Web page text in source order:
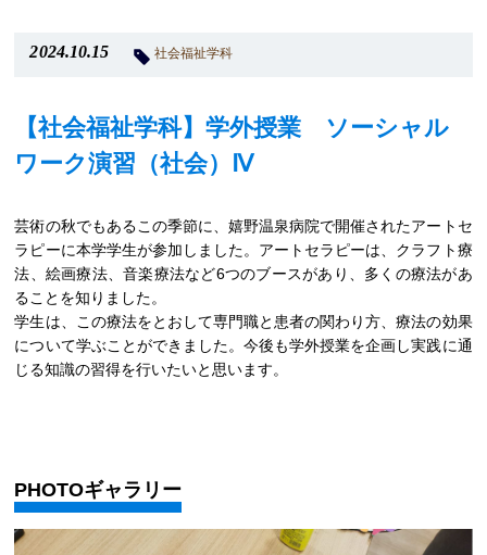
2024.10.15 社会福祉学科
【社会福祉学科】学外授業 ソーシャル
ワーク演習（社会）Ⅳ
芸術の秋でもあるこの季節に、嬉野温泉病院で開催されたアートセ
ラピーに本学学生が参加しました。アートセラピーは、クラフト療
法、絵画療法、音楽療法など6つのブースがあり、多くの療法があ
ることを知りました。
学生は、この療法をとおして専門職と患者の関わり方、療法の効果
について学ぶことができました。今後も学外授業を企画し実践に通
じる知識の習得を行いたいと思います。
PHOTOギャラリー